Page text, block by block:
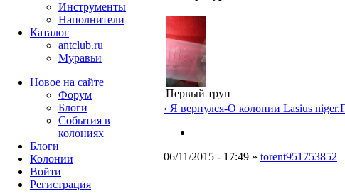
Первый труп
‹ Я вернулся-О колонии Lasius niger.
06/11/2015 - 17:49 » torent951753852
Инструменты
Наполнители
Каталог
antclub.ru
Муравьи
Новое на сайте
Форум
Блоги
События в
колониях
Блоги
Колонии
Войти
Peгиcтpaция